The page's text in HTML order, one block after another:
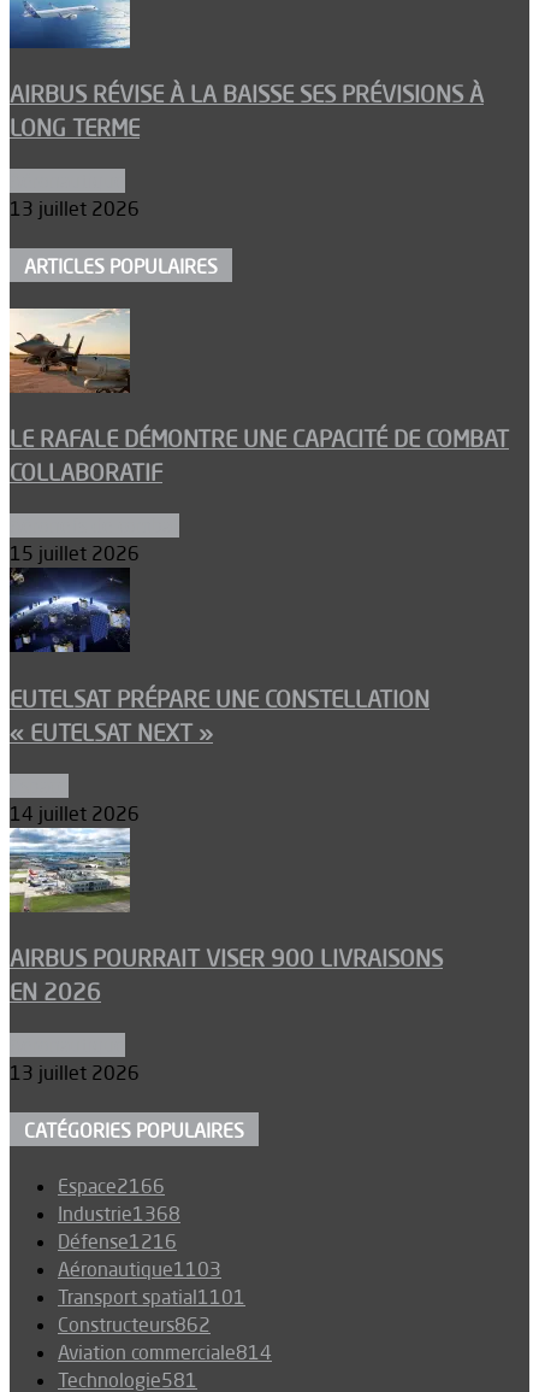
AIRBUS RÉVISE À LA BAISSE SES PRÉVISIONS À
LONG TERME
13 juillet 2026
ARTICLES POPULAIRES
LE RAFALE DÉMONTRE UNE CAPACITÉ DE COMBAT
COLLABORATIF
15 juillet 2026
EUTELSAT PRÉPARE UNE CONSTELLATION
« EUTELSAT NEXT »
14 juillet 2026
AIRBUS POURRAIT VISER 900 LIVRAISONS
EN 2026
13 juillet 2026
CATÉGORIES POPULAIRES
Espace2166
Industrie1368
Défense1216
Aéronautique1103
Transport spatial1101
Constructeurs862
Aviation commerciale814
Technologie581